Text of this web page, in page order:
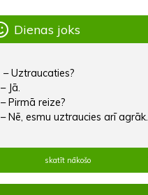
Dienas joks
– Uztraucaties?
– Jā.
– Pirmā reize?
– Nē, esmu uztraucies arī agrāk.
skatīt nākošo